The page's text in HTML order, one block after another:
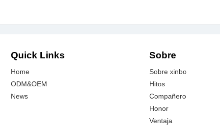
Quick Links
Home
ODM&OEM
News
Sobre
Sobre xinbo
Hitos
Compañero
Honor
Ventaja